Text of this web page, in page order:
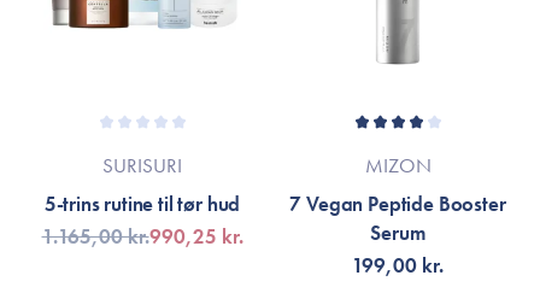
SURISURI
5-trins rutine til tør hud
1.165,00 kr.990,25 kr.
MIZON
7 Vegan Peptide Booster
Serum
199,00 kr.